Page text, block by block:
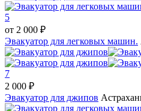
5
от 2 000 ₽
Эвакуатор для легковых машин.
7
2 000 ₽
Эвакуатор для джипов